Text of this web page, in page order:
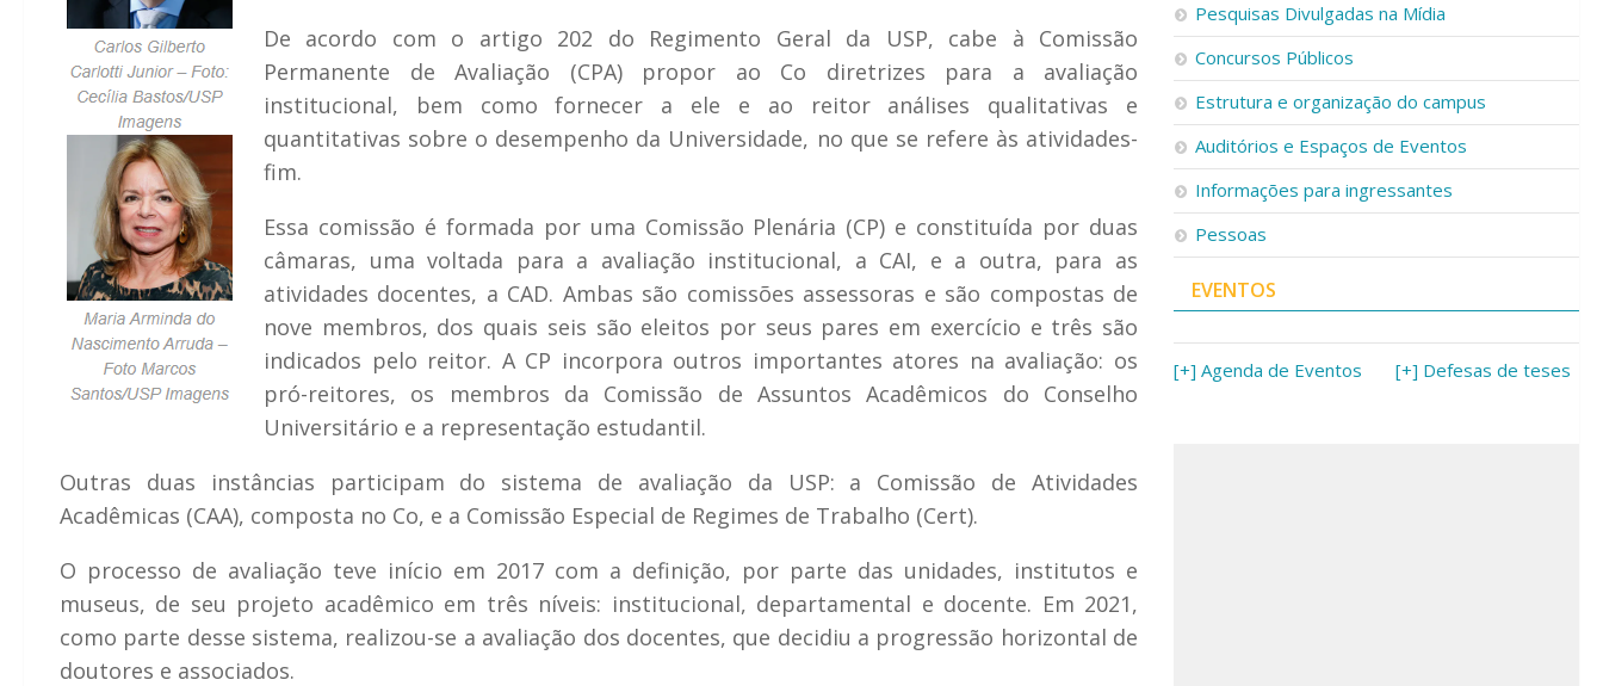
De acordo com o artigo 202 do Regimento Geral da USP, cabe à Comissão
Permanente de Avaliação (CPA) propor ao Co diretrizes para a avaliação
institucional, bem como fornecer a ele e ao reitor análises qualitativas e
quantitativas sobre o desempenho da Universidade, no que se refere às atividades-
fim.
Essa comissão é formada por uma Comissão Plenária (CP) e constituída por duas
câmaras, uma voltada para a avaliação institucional, a CAI, e a outra, para as
atividades docentes, a CAD. Ambas são comissões assessoras e são compostas de
nove membros, dos quais seis são eleitos por seus pares em exercício e três são
indicados pelo reitor. A CP incorpora outros importantes atores na avaliação: os
pró-reitores, os membros da Comissão de Assuntos Acadêmicos do Conselho
Universitário e a representação estudantil.
Outras duas instâncias participam do sistema de avaliação da USP: a Comissão de Atividades
Acadêmicas (CAA), composta no Co, e a Comissão Especial de Regimes de Trabalho (Cert).
O processo de avaliação teve início em 2017 com a definição, por parte das unidades, institutos e
museus, de seu projeto acadêmico em três níveis: institucional, departamental e docente. Em 2021,
como parte desse sistema, realizou-se a avaliação dos docentes, que decidiu a progressão horizontal de
doutores e associados.
Pesquisas Divulgadas na Mídia
Concursos Públicos
Estrutura e organização do campus
Auditórios e Espaços de Eventos
Informações para ingressantes
Pessoas
EVENTOS
[+] Agenda de Eventos [+] Defesas de teses